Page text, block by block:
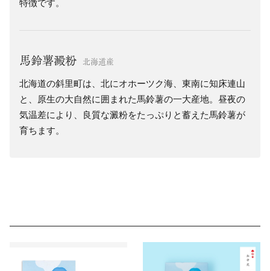
特徴です。
馬鈴薯澱粉 北海道産
北海道の斜里町は、北にオホーツク海、東南に知床連山
と、原生の大自然に囲まれた馬鈴薯の一大産地。昼夜の
気温差により、良質な澱粉をたっぷりと蓄えた馬鈴薯が
育ちます。